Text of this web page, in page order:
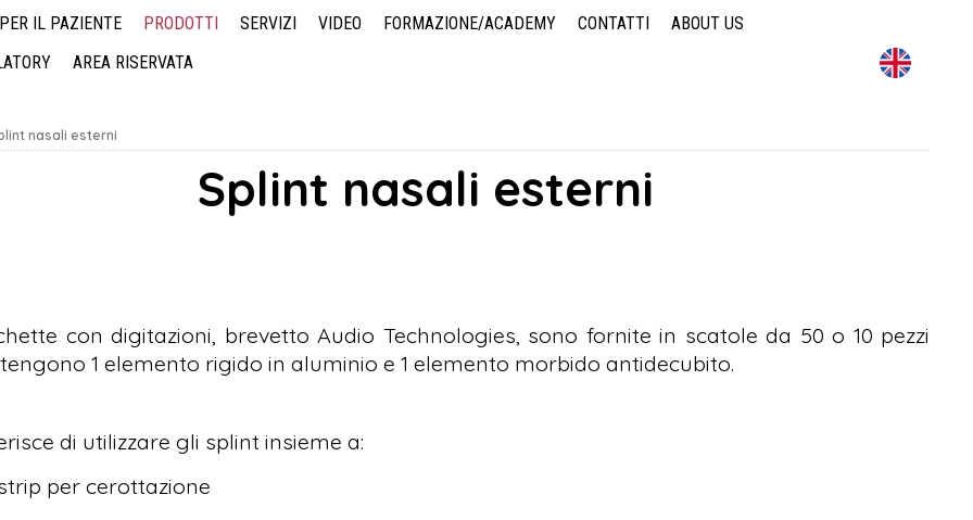
IL PAZIENTE PRODOTTI
PROTESI PER OTOCHIRURGIA
TAMPONI IN PVA
SPLINT NASALI ESTERNI
DOMANDE?
SERVIZI VIDEO FORMAZIONE/ACADEMY CONTATTI ABOUT US
AREA RISERVATA
nasali esterni
Splint nasali esterni
con digitazioni, brevetto Audio Technologies, sono fornite in scatole da 50 o 10 pezzi
1 elemento rigido in aluminio e 1 elemento morbido antidecubito.
di utilizzare gli splint insieme a:
per cerottazione